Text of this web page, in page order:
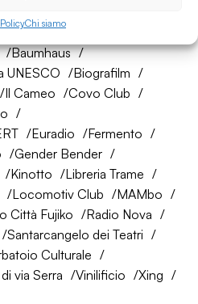
Chi siamo
Baumhaus
UNESCO
Biografilm
Il Cameo
Covo Club
Euradio
Fermento
Gender Bender
Kinotto
Libreria Trame
Locomotiv Club
MAMbo
Città Fujiko
Radio Nova
Santarcangelo dei Teatri
Culturale
via Serra Vinilificio
Xing